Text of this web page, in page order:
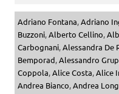
Adriano Fontana,Adriano
Buzzoni,Alberto Cellino,
Carbognani,Alessandra De
Bemporad,Alessandro
Coppola,Alice Costa,Alice
Andrea Bianco,Andrea